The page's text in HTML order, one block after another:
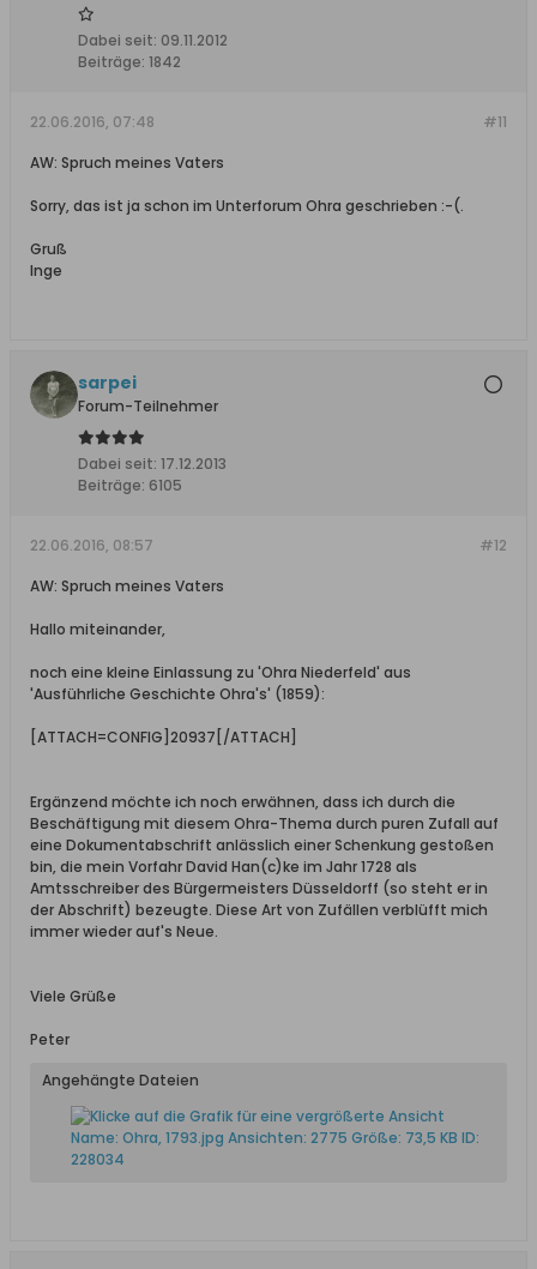
Dabei seit: 09.11.2012
Beiträge: 1842
#11
22.06.2016, 07:48
AW: Spruch meines Vaters
Sorry, das ist ja schon im Unterforum Ohra geschrieben :-(.
Gruß
Inge
sarpei
Forum-Teilnehmer
Dabei seit: 17.12.2013
Beiträge: 6105
#12
22.06.2016, 08:57
AW: Spruch meines Vaters
Hallo miteinander,
noch eine kleine Einlassung zu 'Ohra Niederfeld' aus
'Ausführliche Geschichte Ohra's' (1859):
[ATTACH=CONFIG]20937[/ATTACH]
Ergänzend möchte ich noch erwähnen, dass ich durch die
Beschäftigung mit diesem Ohra-Thema durch puren Zufall auf
eine Dokumentabschrift anlässlich einer Schenkung gestoßen
bin, die mein Vorfahr David Han(c)ke im Jahr 1728 als
Amtsschreiber des Bürgermeisters Düsseldorff (so steht er in
der Abschrift) bezeugte. Diese Art von Zufällen verblüfft mich
immer wieder auf's Neue.
Viele Grüße
Peter
Angehängte Dateien